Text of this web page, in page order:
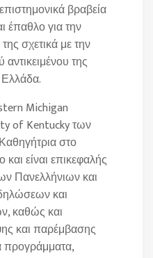
βραβεία
έπαθλο για την
σχετικά με την
της
Ελλάδα.
Michigan
of Kentucky των
στο
και είναι επικεφαλής
Πανελλήνιων και
και
καθώς και
και παρέμβασης
προγράμματα,